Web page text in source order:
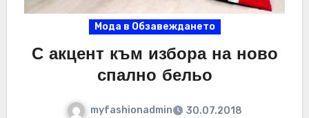
Мода в Обзавеждането
С акцент към избора на ново
спално бельо
myfashionadmin
30.07.2018